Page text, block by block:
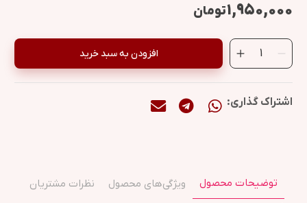
۱,۹۵۰,۰۰۰تومان
افزودن به سبد خرید
اشتراک گذاری:
توضیحات محصول ویژگی‌های محصول نظرات مشتریان